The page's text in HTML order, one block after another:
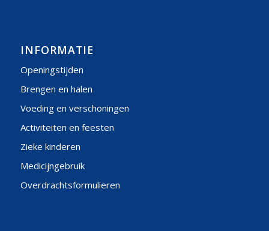
INFORMATIE
Openingstijden
Brengen en halen
Voeding en verschoningen
Activiteiten en feesten
Zieke kinderen
Medicijngebruik
Overdrachtsformulieren